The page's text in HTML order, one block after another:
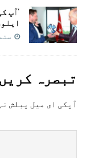
‘آپ
ستمبر
تبصرہ کريں
آپکی ای ميل پبلش